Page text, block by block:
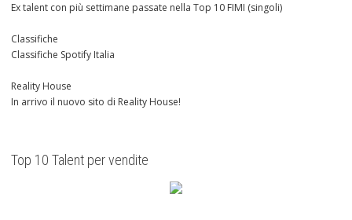
Ex talent con più settimane passate nella Top 10 FIMI (singoli)
Classifiche
Classifiche Spotify Italia
Reality House
In arrivo il nuovo sito di Reality House!
Top 10 Talent per vendite